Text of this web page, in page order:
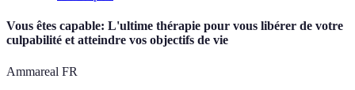
Vous êtes capable: L'ultime thérapie pour vous libérer de votre
culpabilité et atteindre vos objectifs de vie
Ammareal FR